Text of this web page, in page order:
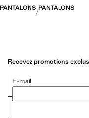
PANTALONS PANTALONS
Recevez promotions
E-mail